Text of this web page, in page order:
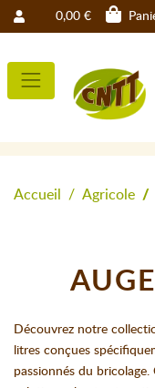
0,00 €
Accueil Agricole
Découvrez notre
litres conçues
passionnés du